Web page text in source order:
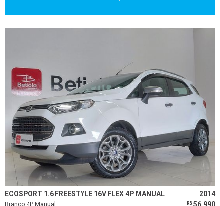
ECOSPORT 1.6 FREESTYLE 16V FLEX 4P MANUAL 2014
Branco 4P Manual R$ 56.990